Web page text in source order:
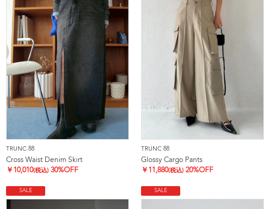
TRUNC 88
Cross Waist Denim Skirt
￥ 10,010(税込) 30%OFF
TRUNC 88
Glossy Cargo Pants
￥ 11,880(税込) 20%OFF
SALE SALE